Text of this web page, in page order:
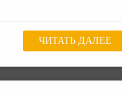
ЧИТАТЬ ДАЛЕЕ